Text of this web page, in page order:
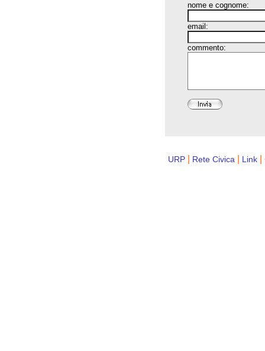
nome e cognome:
email:
commento:
URP| Rete Civica Link|